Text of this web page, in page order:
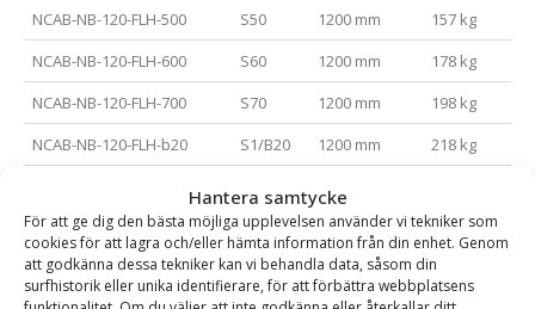
Hantera samtycke
För att ge dig den bästa möjliga upplevelsen använder vi tekniker som
cookies för att lagra och/eller hämta information från din enhet. Genom
att godkänna dessa tekniker kan vi behandla data, såsom din
surfhistorik eller unika identifierare, för att förbättra webbplatsens
NCAB-NB-120-FLH-500
S50 1200 mm
157 kg
NCAB-NB-120-FLH-600
S60 1200 mm
178 kg
NCAB-NB-120-FLH-700
S70 1200 mm
198 kg
NCAB-NB-120-FLH-b20
S1/B20 1200 mm
218 kg
NCAB-NB-150-FLH-300-180
S30/180 1500 mm
163 kg
NCAB-NB-150-FLH-400
S40 1500 mm
169 kg